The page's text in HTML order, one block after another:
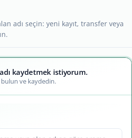
adı seçin: yeni kayıt, transfer veya
kaydetmek istiyorum.
bulun ve kaydedin.